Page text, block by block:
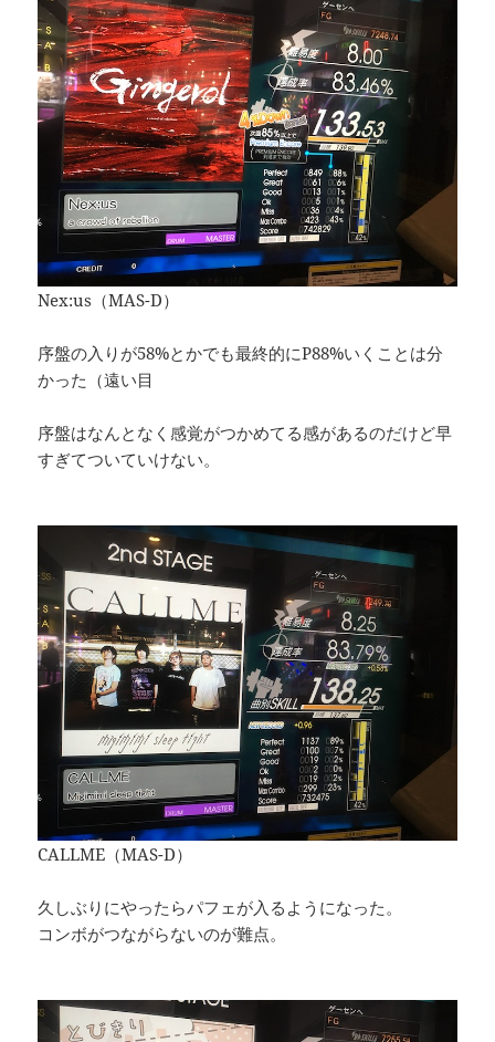
Nex:us（MAS-D）
序盤の入りが58%とかでも最終的にP88%いくことは分
かった（遠い目
序盤はなんとなく感覚がつかめてる感があるのだけど早
すぎてついていけない。
CALLME（MAS-D）
久しぶりにやったらパフェが入るようになった。
コンボがつながらないのが難点。